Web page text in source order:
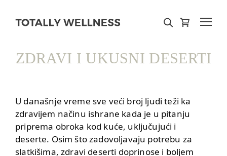
ZDRAVI I UKUSNI DESERTI
U današnje vreme sve veći broj ljudi teži ka
zdravijem načinu ishrane kada je u pitanju
priprema obroka kod kuće, uključujući i
deserte. Osim što zadovoljavaju potrebu za
slatkišima, zdravi deserti doprinose i boljem